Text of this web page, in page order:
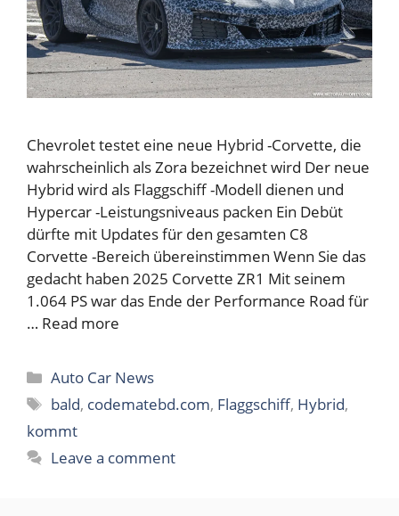
Chevrolet testet eine neue Hybrid -Corvette, die
wahrscheinlich als Zora bezeichnet wird Der neue
Hybrid wird als Flaggschiff -Modell dienen und
Hypercar -Leistungsniveaus packen Ein Debüt
dürfte mit Updates für den gesamten C8
Corvette -Bereich übereinstimmen Wenn Sie das
gedacht haben 2025 Corvette ZR1 Mit seinem
1.064 PS war das Ende der Performance Road für
… Read more
Categories
Auto Car News
Tags
bald, codematebd.com, Flaggschiff, Hybrid,
kommt
Leave a comment